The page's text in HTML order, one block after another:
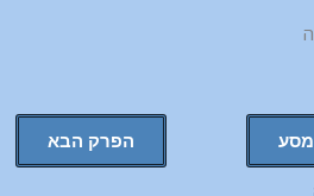
מסע הפרק הבא